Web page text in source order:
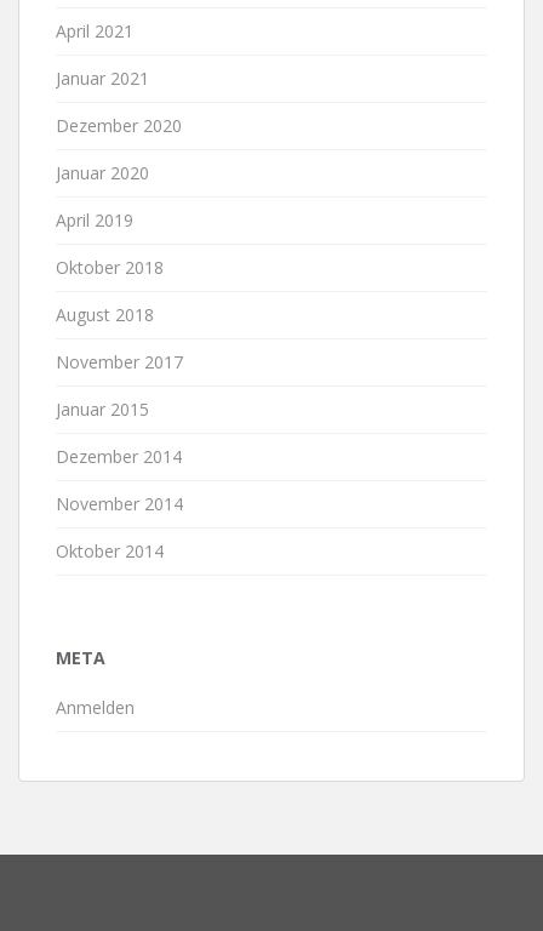
April 2021
Januar 2021
Dezember 2020
Januar 2020
April 2019
Oktober 2018
August 2018
November 2017
Januar 2015
Dezember 2014
November 2014
Oktober 2014
META
Anmelden